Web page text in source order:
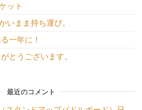
ット
いまま持ち運び。
一年に！
とうございます。
最近のコメント